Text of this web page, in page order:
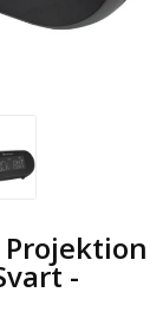
-